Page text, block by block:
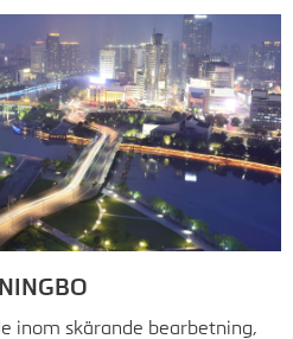
inom skärande bearbetning,